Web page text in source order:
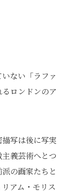
ない「ラファ
ロンドンのア
写は後に写実
義芸術へとつ
の画家たちと
アム・モリス